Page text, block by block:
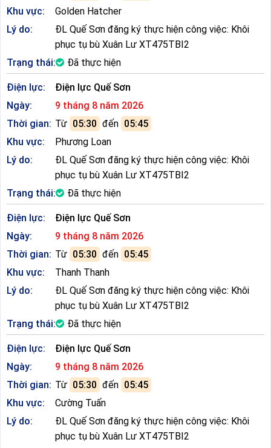
Khu vực:
Golden Hatcher
Lý do:
ĐL Quế Sơn đăng ký thực hiện công việc: Khôi
phục tụ bù Xuân Lư XT475TBI2
Trạng thái:
Đã thực hiện
Điện lực:
Điện lực Quế Sơn
Ngày:
9 tháng 8 năm 2026
Thời gian: Từ 05:30 đến 05:45
Khu vực:
Phương Loan
Lý do:
ĐL Quế Sơn đăng ký thực hiện công việc: Khôi
phục tụ bù Xuân Lư XT475TBI2
Trạng thái:
Đã thực hiện
Điện lực:
Điện lực Quế Sơn
Ngày:
9 tháng 8 năm 2026
Thời gian: Từ 05:30 đến 05:45
Khu vực:
Thanh Thanh
Lý do:
ĐL Quế Sơn đăng ký thực hiện công việc: Khôi
phục tụ bù Xuân Lư XT475TBI2
Trạng thái:
Đã thực hiện
Điện lực:
Điện lực Quế Sơn
Ngày:
9 tháng 8 năm 2026
Thời gian: Từ 05:30 đến 05:45
Khu vực:
Cường Tuấn
Lý do:
ĐL Quế Sơn đăng ký thực hiện công việc: Khôi
phục tụ bù Xuân Lư XT475TBI2